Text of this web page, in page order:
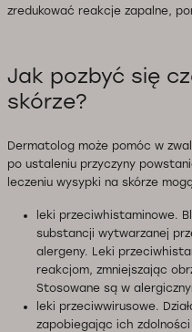
zredukować reakcje zapalne,
Jak pozbyć się
skórze?
Dermatolog może pomóc w
po ustaleniu przyczyny
leczeniu wysypki na skórze
leki przeciwhistaminowe.
substancji wytwarzanej
alergeny. Leki
reakcjom, zmniejszając
Stosowane są w
leki przeciwwirusowe.
zapobiegając ich